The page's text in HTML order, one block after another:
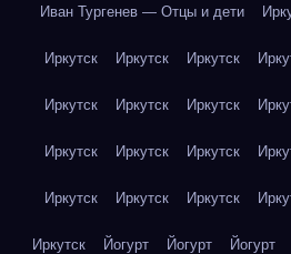
Иван Тургенев — Отцы и дети
Иркутск Иркутск Иркутск
Иркутск Иркутск Иркутск
Иркутск Иркутск Иркутск
Иркутск Иркутск Иркутск
Иркутск Йогурт Йогурт Йогурт